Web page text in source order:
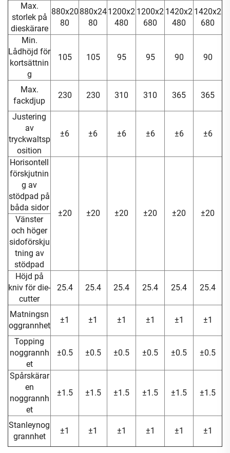
Max.
storlek på
dieskärare
880x20
80
880x24
80
1200x2
480
1200x2
680
1420x2
480
1420x2
680
Min.
Lådhöjd för
kortsättnin
g
105 105 95 95 90 90
Max.
fackdjup
230 230 310 310 365 365
Justering
av
tryckwaltsp
osition
±6 ±6 ±6 ±6 ±6 ±6
Horisontell
förskjutnin
g av
stödpad på
båda sidor
±20 ±20 ±20 ±20 ±20 ±20
Vänster
och höger
sidoförskju
tning av
stödpad
Höjd på
kniv för die-
cutter
25.4 25.4 25.4 25.4 25.4 25.4
Matningsn
oggrannhet
±1 ±1 ±1 ±1 ±1 ±1
Topping
noggrannh
et
±0.5 ±0.5 ±0.5 ±0.5 ±0.5 ±0.5
Spårskärar
en
noggrannh
et
±1.5 ±1.5 ±1.5 ±1.5 ±1.5 ±1.5
Stanleynog
grannhet
±1 ±1 ±1 ±1 ±1 ±1